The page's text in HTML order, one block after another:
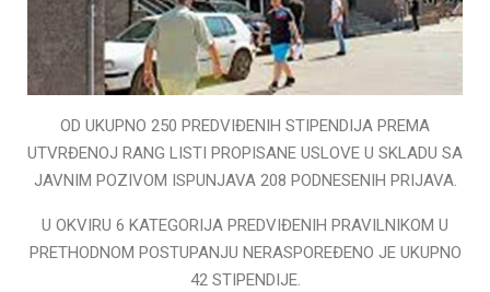
OD UKUPNO 250 PREDVIĐENIH STIPENDIJA PREMA
UTVRĐENOJ RANG LISTI PROPISANE USLOVE U SKLADU SA
JAVNIM POZIVOM ISPUNJAVA 208 PODNESENIH PRIJAVA.
U OKVIRU 6 KATEGORIJA PREDVIĐENIH PRAVILNIKOM U
PRETHODNOM POSTUPANJU NERASPOREĐENO JE UKUPNO
42 STIPENDIJE.